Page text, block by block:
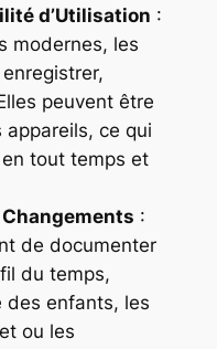
d’Utilisation :
modernes, les
peuvent être
ce qui
tout temps et
:
de documenter
du temps,
des enfants, les
ou les